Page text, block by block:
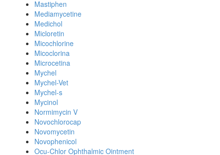
Mastiphen
Mediamycetine
Medichol
Micloretin
Micochlorine
Micoclorina
Microcetina
Mychel
Mychel-Vet
Mychel-s
Mycinol
Normimycin V
Novochlorocap
Novomycetin
Novophenicol
Ocu-Chlor Ophthalmic Ointment